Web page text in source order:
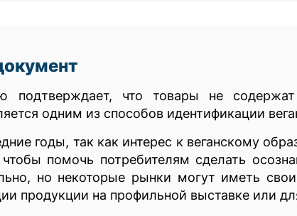
подтверждает, что товары не
одним из способов идентификации
годы, так как интерес к веганскому
чтобы помочь потребителям сделать
но некоторые рынки могут иметь
продукции на профильной выставке или